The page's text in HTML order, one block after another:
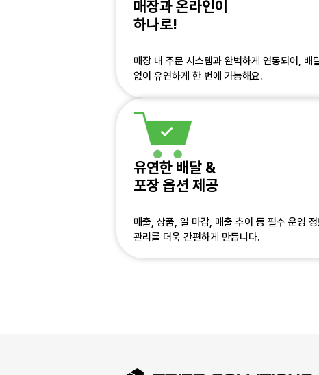
매장과 온라인이
하나로!
매장 내 주문 시스템과 완벽하게 연동되어, 배
없이 유연하게 한 번에 가능해요.
유연한 배달 &
포장 옵션 제공
매출, 상품, 일 마감, 매출 추이 등 필수 운영
관리를 더욱 간편하게 만듭니다.